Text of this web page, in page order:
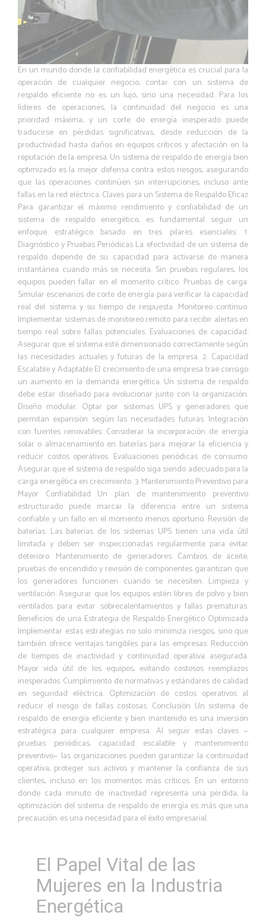
En un mundo donde la confiabilidad energética es crucial para la
operación de cualquier negocio, contar con un sistema de
respaldo eficiente no es un lujo, sino una necesidad. Para los
líderes de operaciones, la continuidad del negocio es una
prioridad máxima, y un corte de energía inesperado puede
traducirse en pérdidas significativas, desde reducción de la
productividad hasta daños en equipos críticos y afectación en la
reputación de la empresa. Un sistema de respaldo de energía bien
optimizado es la mejor defensa contra estos riesgos, asegurando
que las operaciones continúen sin interrupciones, incluso ante
fallas en la red eléctrica. Claves para un Sistema de Respaldo Eficaz
Para garantizar el máximo rendimiento y confiabilidad de un
sistema de respaldo energético, es fundamental seguir un
enfoque estratégico basado en tres pilares esenciales: 1.
Diagnóstico y Pruebas Periódicas La efectividad de un sistema de
respaldo depende de su capacidad para activarse de manera
instantánea cuando más se necesita. Sin pruebas regulares, los
equipos pueden fallar en el momento crítico. Pruebas de carga:
Simular escenarios de corte de energía para verificar la capacidad
real del sistema y su tiempo de respuesta. Monitoreo continuo:
Implementar sistemas de monitoreo remoto para recibir alertas en
tiempo real sobre fallas potenciales. Evaluaciones de capacidad:
Asegurar que el sistema esté dimensionado correctamente según
las necesidades actuales y futuras de la empresa. 2. Capacidad
Escalable y Adaptable El crecimiento de una empresa trae consigo
un aumento en la demanda energética. Un sistema de respaldo
debe estar diseñado para evolucionar junto con la organización.
Diseño modular: Optar por sistemas UPS y generadores que
permitan expansión según las necesidades futuras. Integración
con fuentes renovables: Considerar la incorporación de energía
solar o almacenamiento en baterías para mejorar la eficiencia y
reducir costos operativos. Evaluaciones periódicas de consumo:
Asegurar que el sistema de respaldo siga siendo adecuado para la
carga energética en crecimiento. 3. Mantenimiento Preventivo para
Mayor Confiabilidad Un plan de mantenimiento preventivo
estructurado puede marcar la diferencia entre un sistema
confiable y un fallo en el momento menos oportuno. Revisión de
baterías: Las baterías de los sistemas UPS tienen una vida útil
limitada y deben ser inspeccionadas regularmente para evitar
deterioro. Mantenimiento de generadores: Cambios de aceite,
pruebas de encendido y revisión de componentes garantizan que
los generadores funcionen cuando se necesiten. Limpieza y
ventilación: Asegurar que los equipos estén libres de polvo y bien
ventilados para evitar sobrecalentamientos y fallas prematuras.
Beneficios de una Estrategia de Respaldo Energético Optimizada
Implementar estas estrategias no solo minimiza riesgos, sino que
también ofrece ventajas tangibles para las empresas: Reducción
de tiempos de inactividad y continuidad operativa asegurada.
Mayor vida útil de los equipos, evitando costosos reemplazos
inesperados. Cumplimiento de normativas y estándares de calidad
en seguridad eléctrica. Optimización de costos operativos al
reducir el riesgo de fallas costosas. Conclusión Un sistema de
respaldo de energía eficiente y bien mantenido es una inversión
estratégica para cualquier empresa. Al seguir estas claves —
pruebas periódicas, capacidad escalable y mantenimiento
preventivo— las organizaciones pueden garantizar la continuidad
operativa, proteger sus activos y mantener la confianza de sus
clientes, incluso en los momentos más críticos. En un entorno
donde cada minuto de inactividad representa una pérdida, la
optimización del sistema de respaldo de energía es más que una
precaución: es una necesidad para el éxito empresarial.
El Papel Vital de las
Mujeres en la Industria
Energética